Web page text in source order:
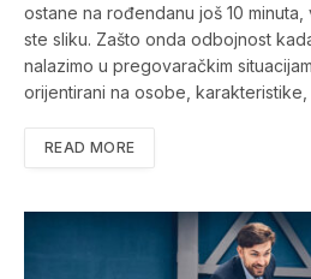
ostane na rođendanu još 10
ste sliku. Zašto onda odbojnost
nalazimo u pregovaračkim
orijentirani na osobe,
READ MORE